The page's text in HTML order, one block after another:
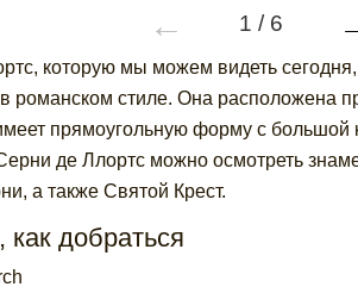
← 1 / 6
которую мы можем видеть
романском стиле. Она расположена
прямоугольную форму с большой
де Ллортс можно осмотреть
а также Святой Крест.
добраться